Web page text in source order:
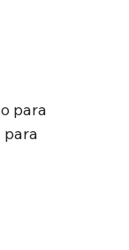
para
para